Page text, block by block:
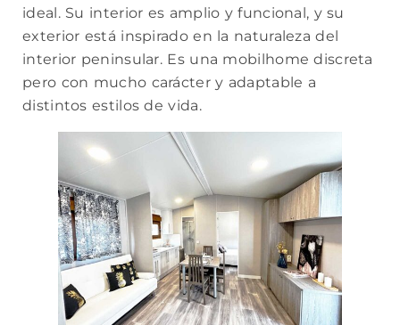
ideal. Su interior es amplio y funcional, y su
exterior está inspirado en la naturaleza del
interior peninsular. Es una mobilhome discreta
pero con mucho carácter y adaptable a
distintos estilos de vida.